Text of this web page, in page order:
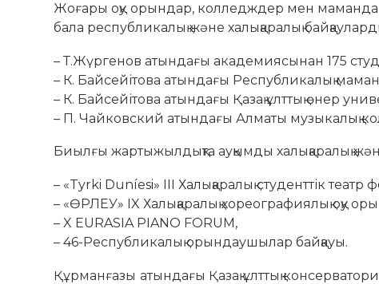
Жоғары оқу орындар, колледждер мен
бала республикалық және халықаралық
– Т.Жүргенов атындағы академиясынан 175
– К. Байсейітова атындағы Республикалық
– К. Байсейітова атындағы Қазақ ұлттық өнер
– П. Чайковский атындағы Алматы музыкалық
Биылғы жартыжылдықта ауқымды халықаралық
– «Tyrki Duníesi» III Халықаралық студенттік театр
– «ӨРЛЕУ» IX Халықаралық хореографиялық оқу
– X EURASIA PIANO FORUM,
– 46-Республикалық орындаушылар байқауы.
Құрманғазы атындағы Қазақ ұлттық